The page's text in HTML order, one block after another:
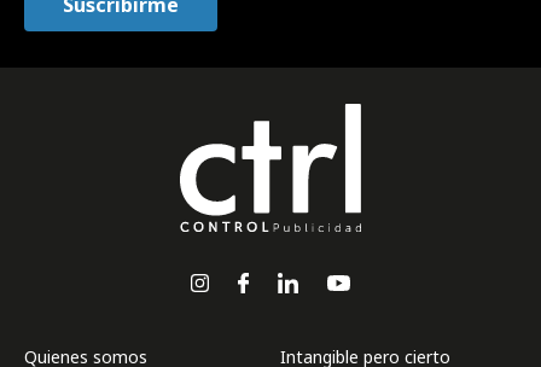
Quienes somos
Intangible pero cierto